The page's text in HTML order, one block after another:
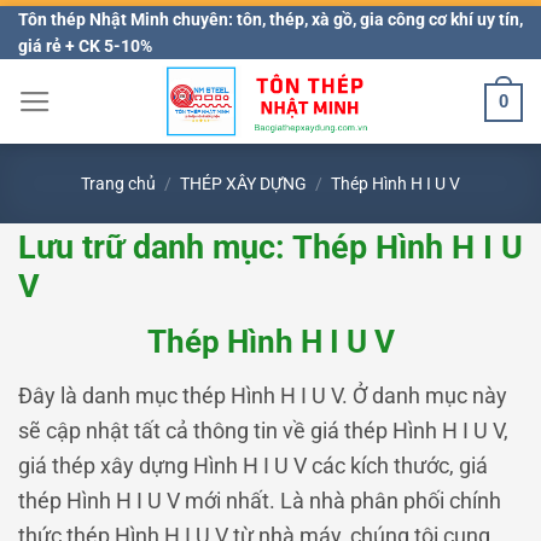
Bỏ
qua
nội
Tôn thép Nhật Minh chuyên: tôn, thép, xà gồ, gia công cơ khí uy tín,
giá rẻ + CK 5-10%
0
Trang chủ / THÉP XÂY DỰNG / Thép Hình H I U V
Lưu trữ danh mục: Thép Hình H I U
V
Thép Hình H I U V
Đây là danh mục thép Hình H I U V. Ở danh mục này
sẽ cập nhật tất cả thông tin về giá thép Hình H I U V,
giá thép xây dựng Hình H I U V các kích thước, giá
thép Hình H I U V mới nhất. Là nhà phân phối chính
thức thép Hình H I U V từ nhà máy, chúng tôi cung